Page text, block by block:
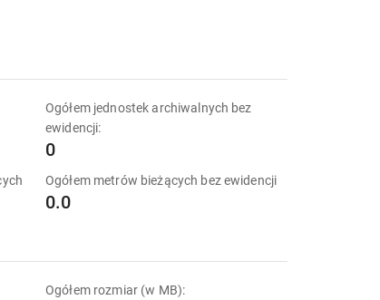
Ogółem jednostek archiwalnych bez
ewidencji:
0
Ogółem metrów bieżących bez ewidencji
0.0
Ogółem rozmiar (w MB):